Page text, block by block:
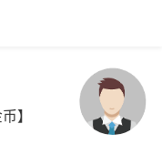
】